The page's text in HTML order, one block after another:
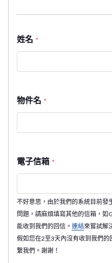
姓名 *
物件名 *
電子信箱 *
不好意思，由於我們的系統目前
問題，請麻煩填寫其他的信箱，
能收到我們的回信。 連結來嘗試解
假如您在2至3天內沒有收到我們
繫我們。謝謝！